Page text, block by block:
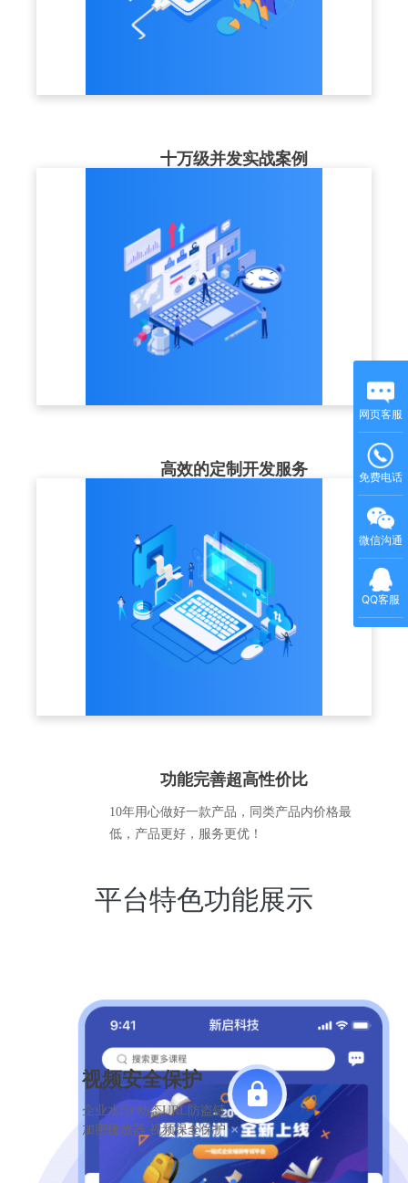
十万级并发实战案例
稳定保驾护航。
高效的定制开发服务
户的业务需求，以标准版产品为基础，提供
个性化解决方案和定制化开发服务
功能完善超高性价比
10年用心做好一款产品，同类产品内价格最
低，产品更好，服务更优！
平台特色功能展示
视频安全保护
企业水印 动态URL防盗链
加密播放器 视频保全保护
网页客服
免费电话
微信沟通
QQ客服